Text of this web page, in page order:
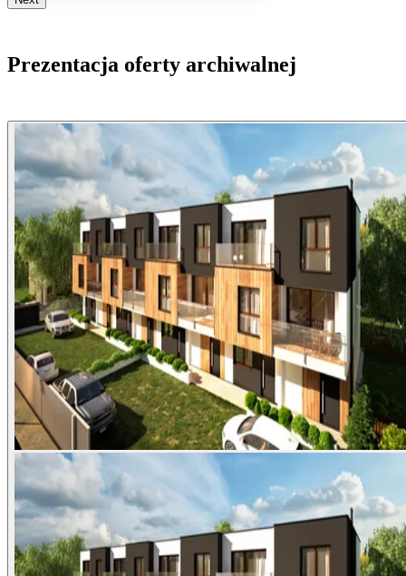
Prezentacja oferty archiwalnej